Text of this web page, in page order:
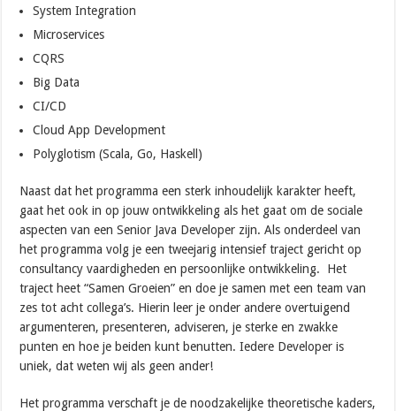
System Integration
Microservices
CQRS
Big Data
CI/CD
Cloud App Development
Polyglotism (Scala, Go, Haskell)
Naast dat het programma een sterk inhoudelijk karakter heeft,
gaat het ook in op jouw ontwikkeling als het gaat om de sociale
aspecten van een Senior Java Developer zijn. Als onderdeel van
het programma volg je een tweejarig intensief traject gericht op
consultancy vaardigheden en persoonlijke ontwikkeling. Het
traject heet “Samen Groeien” en doe je samen met een team van
zes tot acht collega’s. Hierin leer je onder andere overtuigend
argumenteren, presenteren, adviseren, je sterke en zwakke
punten en hoe je beiden kunt benutten. Iedere Developer is
uniek, dat weten wij als geen ander!
Het programma verschaft je de noodzakelijke theoretische kaders,